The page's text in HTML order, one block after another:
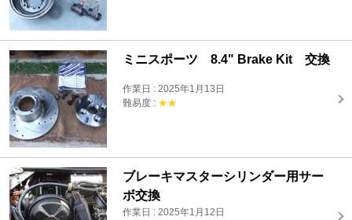
ミニスポーツ 8.4" Brake Kit 交換
作業日 : 2025年1月13日
難易度 : ★★
ブレーキマスターシリンダー用サー
ボ交換
作業日 : 2025年1月12日